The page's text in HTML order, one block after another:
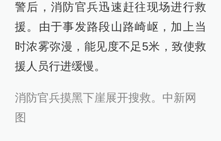
警后，消防官兵迅速赶往现场进行救
援。由于事发路段山路崎岖，加上当
时浓雾弥漫，能见度不足5米，致使救
援人员行进缓慢。
消防官兵摸黑下崖展开搜救。中新网
图